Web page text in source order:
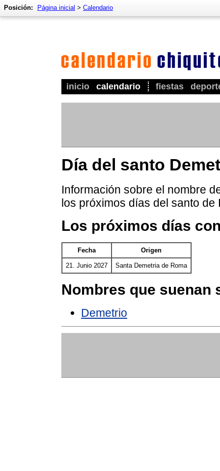
inicio calendario fiestas
Posición: Página inicial > Calendario
Día del santo
Información sobre el nombre
los próximos días del santo de
Los próximos días
Fecha Origen
21. Junio 2027 Santa Demetria de Roma
Nombres que suenan
Demetrio